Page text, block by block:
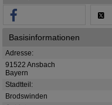
Basisinformationen
Adresse:
91522 Ansbach
Bayern
Stadtteil:
Brodswinden